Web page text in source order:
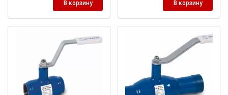
В корзину В корзину